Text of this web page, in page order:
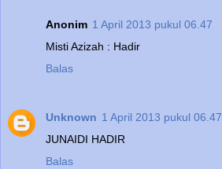
Anonim 1 April 2013 pukul 06.47
Misti Azizah : Hadir
Balas
Unknown 1 April 2013 pukul 06.47
JUNAIDI HADIR
Balas